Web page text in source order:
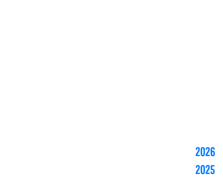
2026
2025